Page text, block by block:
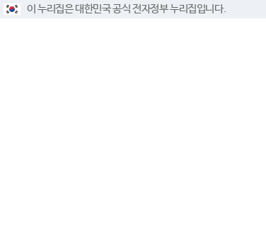
이 누리집은 대한민국 공식 전자정부 누리집입니다.